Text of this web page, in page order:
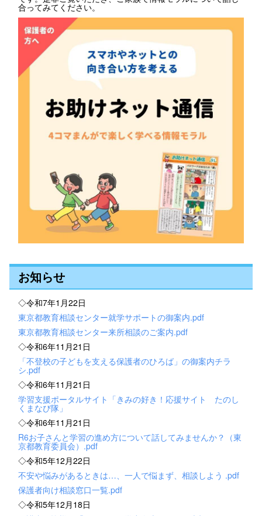
合ってみてください。
お知らせ
◇令和7年1月22日
東京都教育相談センター就学サポートの御案内.pdf
東京都教育相談センター来所相談のご案内.pdf
◇令和6年11月21日
「不登校の子どもを支える保護者のひろば」の御案内チラ
シ.pdf
◇令和6年11月21日
学習支援ポータルサイト「きみの好き！応援サイト たのし
くまなび隊」
◇令和6年11月21日
R6お子さんと学習の進め方について話してみませんか？（東
京都教育委員会）.pdf
◇令和5年12月22日
不安や悩みがあるときは…、一人で悩まず、相談しよう .pdf
保護者向け相談窓口一覧.pdf
◇令和5年12月18日